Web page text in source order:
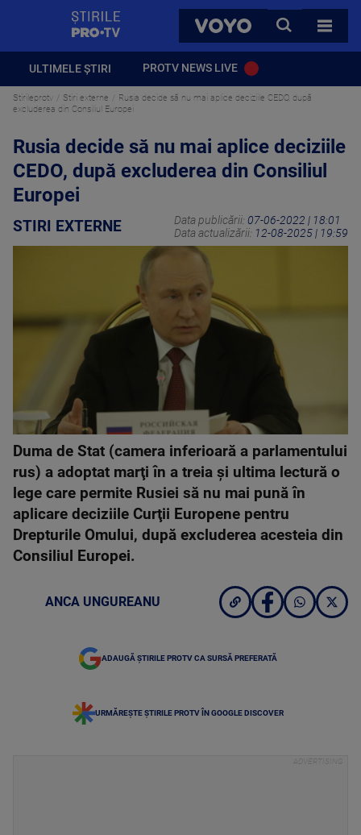
VOYO
CAUTA
TOATE
ULTIMELE ȘTIRI PROTV NEWS LIVE
Stirileprotv Stiri externe
Rusia decide să nu mai aplice deciziile CEDO, după
excluderea din Consiliul Europei
Rusia decide să nu mai aplice deciziile
CEDO, după excluderea din Consiliul
Europei
STIRI EXTERNE Data publicării: 07-06-2022 | 18:01
Data actualizării: 12-08-2025 | 19:59
Duma de Stat (camera inferioară a parlamentului
rus) a adoptat marţi în a treia şi ultima lectură o
lege care permite Rusiei să nu mai pună în
aplicare deciziile Curţii Europene pentru
Drepturile Omului, după excluderea acesteia din
Consiliul Europei.
ANCA UNGUREANU
ADAUGĂ ȘTIRILE PROTV CA SURSĂ PREFERATĂ
URMĂREȘTE ȘTIRILE PROTV ÎN GOOGLE DISCOVER